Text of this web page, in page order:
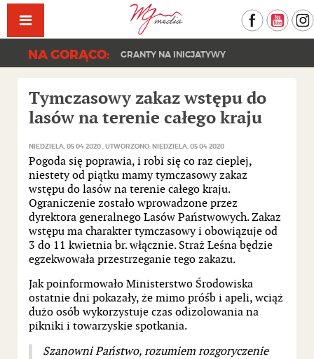
Facebook
NA GORĄCO: GRANTY NA INICJATYWY
Tymczasowy zakaz wstępu do
lasów na terenie całego kraju
NIEDZIELA, 05 04 2020 UTWORZONO: NIEDZIELA, 05 04 2020
Pogoda się poprawia, i robi się co raz cieplej,
niestety od piątku mamy tymczasowy zakaz
wstępu do lasów na terenie całego kraju.
Ograniczenie zostało wprowadzone przez
dyrektora generalnego Lasów Państwowych. Zakaz
wstępu ma charakter tymczasowy i obowiązuje od
3 do 11 kwietnia br. włącznie. Straż Leśna będzie
egzekwowała przestrzeganie tego zakazu.
Jak poinformowało Ministerstwo Środowiska
ostatnie dni pokazały, że mimo próśb i apeli, wciąż
dużo osób wykorzystuje czas odizolowania na
pikniki i towarzyskie spotkania.
Szanowni Państwo, rozumiem rozgoryczenie